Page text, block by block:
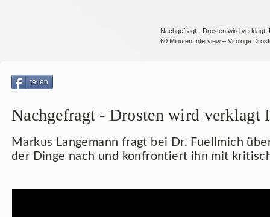
Nachgefragt - Drosten wird verklagt II
60 Minuten Interview – Virologe
teilen
Nachgefragt - Drosten wird verklagt
Markus Langemann fragt bei Dr. Fuellmich
der Dinge nach und konfrontiert ihn mit